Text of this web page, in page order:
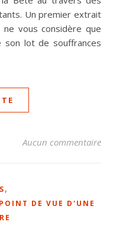
Un premier extrait
vous considère que
lot de souffrances
Aucun commentaire
,
DE VUE D'UNE